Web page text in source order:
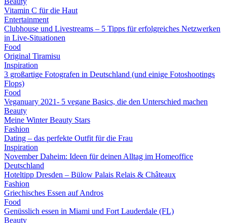
Vitamin C für die Haut
Entertainment
Clubhouse und Livestreams – 5 Tipps für erfolgreiches Netzwerken
in Live-Situationen
Food
Original Tiramisu
Inspiration
3 großartige Fotografen in Deutschland (und einige Fotoshootings
Flops)
Food
Veganuary 2021- 5 vegane Basics, die den Unterschied machen
Beauty
Meine Winter Beauty Stars
Fashion
Dating – das perfekte Outfit für die Frau
Inspiration
November Daheim: Ideen für deinen Alltag im Homeoffice
Deutschland
Hoteltipp Dresden – Bülow Palais Relais & Châteaux
Fashion
Griechisches Essen auf Andros
Food
Genüsslich essen in Miami und Fort Lauderdale (FL)
Beauty